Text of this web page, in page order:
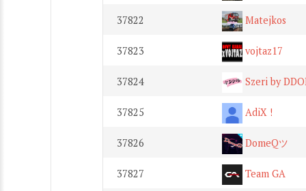
37822 Matejkos
37823 vojtaz17
37824 Szeri by
37825 AdiX !
37826 DomeQツ
37827 Team GA